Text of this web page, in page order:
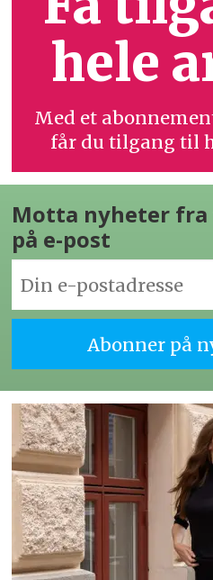
hele
Med et
får du tilgang til
Motta nyheter
på e-post